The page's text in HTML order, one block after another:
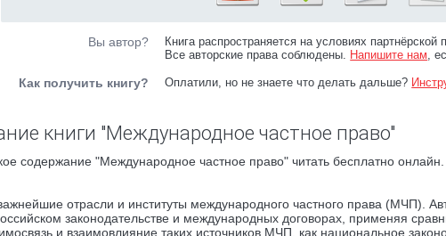
Вы автор?
Книга распространяется на условиях партнёрской
Все авторские права соблюдены. Напишите нам,
Как получить книгу? Оплатили, но не знаете что делать дальше?
книги "Международное частное право"
содержание "Международное частное право" читать бесплатно онлайн.
отрасли и институты международного частного права (МЧП).
законодательстве и международных договорах, применяя
и взаимовлияние таких источников МЧП, как национальное